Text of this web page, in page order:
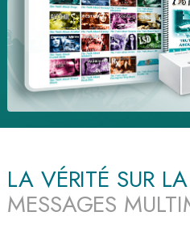
LA VÉRITÉ SUR
MESSAGES